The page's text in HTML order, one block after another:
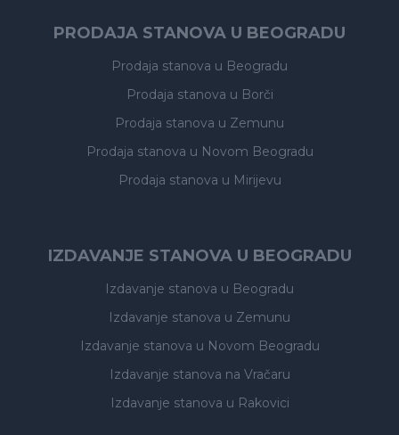
PRODAJA STANOVA U BEOGRADU
Prodaja stanova u Beogradu
Prodaja stanova u Borči
Prodaja stanova u Zemunu
Prodaja stanova u Novom Beogradu
Prodaja stanova u Mirijevu
IZDAVANJE STANOVA U BEOGRADU
Izdavanje stanova u Beogradu
Izdavanje stanova u Zemunu
Izdavanje stanova u Novom Beogradu
Izdavanje stanova na Vračaru
Izdavanje stanova u Rakovici